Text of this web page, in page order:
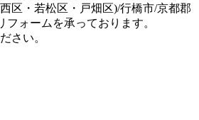
区 ・ 若松区 ・ 戸畑区)/行橋市/京都郡
フォームを承っております。
さい。